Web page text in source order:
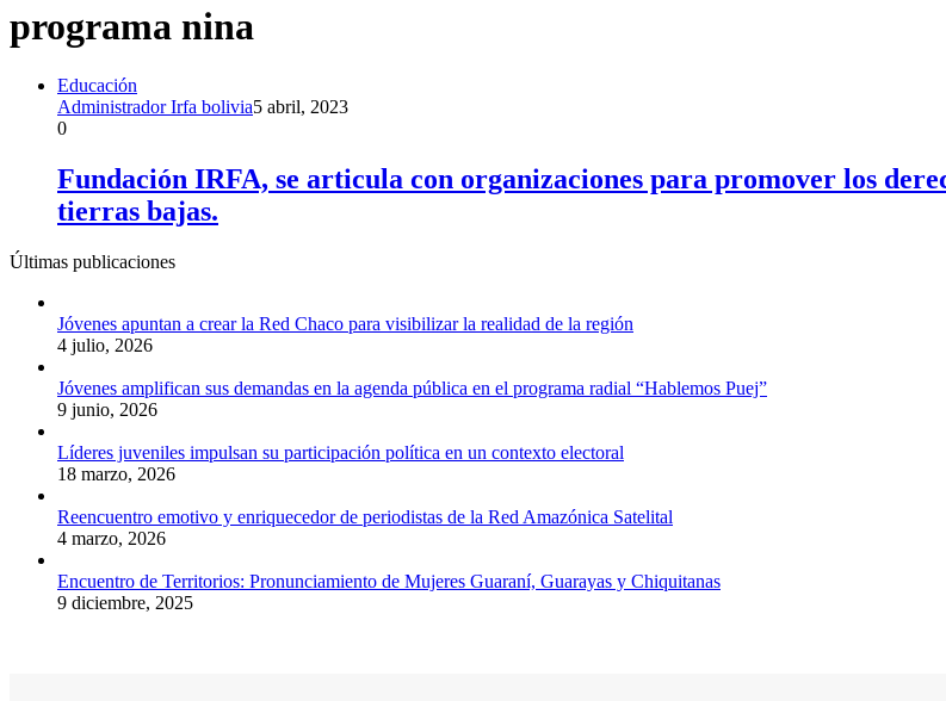
programa nina
Educación
Administrador Irfa bolivia5 abril, 2023
0
Fundación IRFA, se articula con organizaciones para promover los
tierras bajas.
Últimas publicaciones
Jóvenes apuntan a crear la Red Chaco para visibilizar la realidad de la región
4 julio, 2026
Jóvenes amplifican sus demandas en la agenda pública en el programa radial “Hablemos Puej”
9 junio, 2026
Líderes juveniles impulsan su participación política en un contexto electoral
18 marzo, 2026
Reencuentro emotivo y enriquecedor de periodistas de la Red Amazónica Satelital
4 marzo, 2026
Encuentro de Territorios: Pronunciamiento de Mujeres Guaraní, Guarayas y Chiquitanas
9 diciembre, 2025